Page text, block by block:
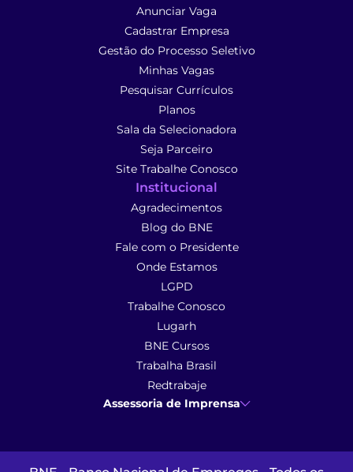
Anunciar Vaga
Cadastrar Empresa
Gestão do Processo Seletivo
Minhas Vagas
Pesquisar Currículos
Planos
Sala da Selecionadora
Seja Parceiro
Site Trabalhe Conosco
Institucional
Agradecimentos
Blog do BNE
Fale com o Presidente
Onde Estamos
LGPD
Trabalhe Conosco
Lugarh
BNE Cursos
Trabalha Brasil
Redtrabaje
Assessoria de Imprensa
(41) 9 9102-1413